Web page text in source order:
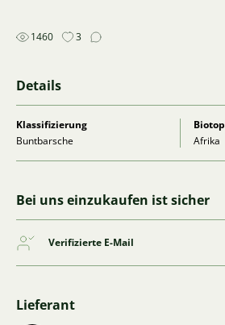
1460 3
Details
Klassifizierung
Buntbarsche
Biotop
Afrika
Bei uns einzukaufen ist sicher
Verifizierte E-Mail
Lieferant